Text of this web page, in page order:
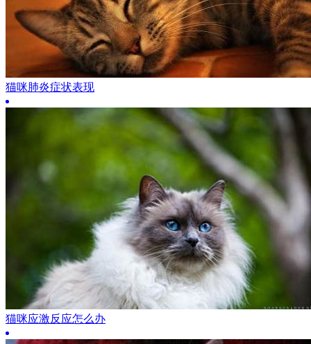
猫咪肺炎症状表现
猫咪应激反应怎么办